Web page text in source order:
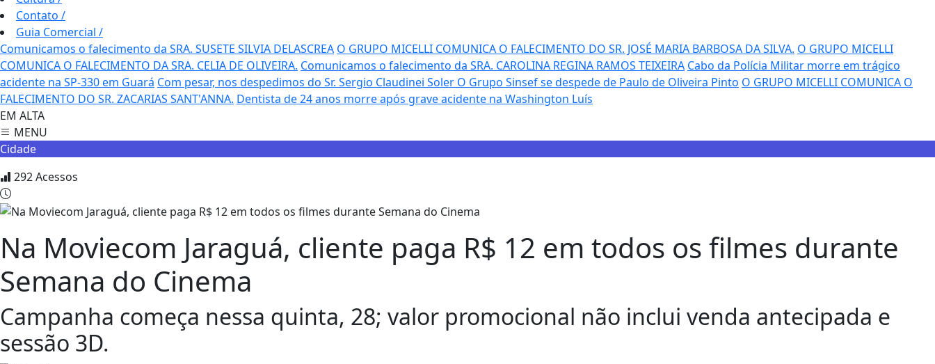
Contato /
Guia Comercial /
Comunicamos o falecimento da SRA. SUSETE SILVIA DELASCREA O GRUPO MICELLI COMUNICA O FALECIMENTO DO SR. JOSÉ MARIA BARBOSA DA SILVA. O GRUPO MICELLI
COMUNICA O FALECIMENTO DA SRA. CELIA DE OLIVEIRA. Comunicamos o falecimento da SRA. CAROLINA REGINA RAMOS TEIXEIRA Cabo da Polícia Militar morre em trágico
acidente na SP-330 em Guará Com pesar, nos despedimos do Sr. Sergio Claudinei Soler O Grupo Sinsef se despede de Paulo de Oliveira Pinto O GRUPO MICELLI COMUNICA O
FALECIMENTO DO SR. ZACARIAS SANT'ANNA. Dentista de 24 anos morre após grave acidente na Washington Luís
EM ALTA
MENU
Cidade
292Acessos
Na Moviecom Jaraguá, cliente paga R$ 12 em todos os filmes durante
Semana do Cinema
Campanha começa nessa quinta, 28; valor promocional não inclui venda antecipada e
sessão 3D.